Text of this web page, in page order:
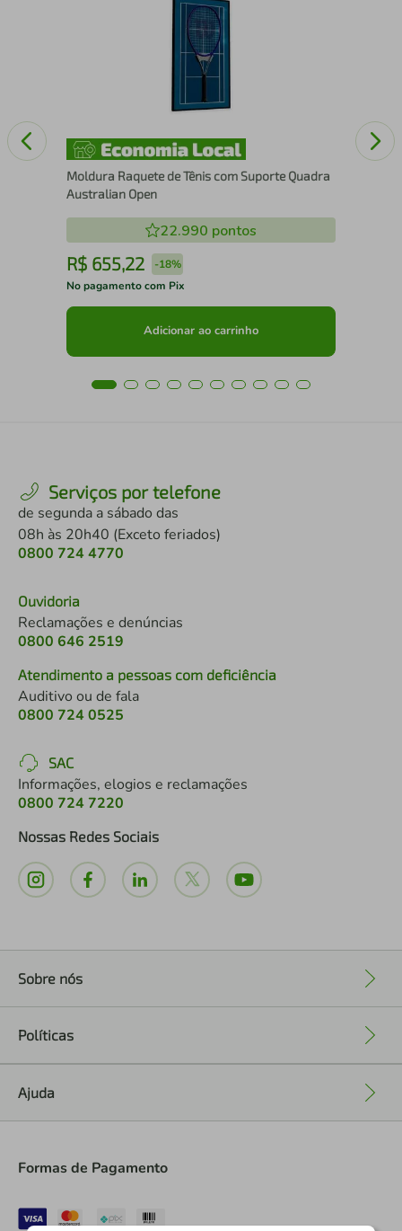
Moldura Raquete de Tênis com Suporte Quadra
Australian Open
22.990 pontos
R$ 655,22 -18%
No pagamento com Pix
Adicionar ao carrinho
Serviços por telefone
de segunda a sábado das
08h às 20h40 (Exceto feriados)
0800 724 4770
Ouvidoria
Reclamações e denúncias
0800 646 2519
Atendimento a pessoas com deficiência
Auditivo ou de fala
0800 724 0525
SAC
Informações, elogios e reclamações
0800 724 7220
Nossas Redes Sociais
Sobre nós
Políticas
Ajuda
Formas de Pagamento